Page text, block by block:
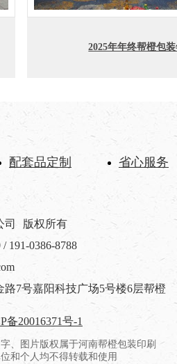
2025年年终帮橙包
配套品定制 省心服务
司
版权所有
191-0386-8788
7号嘉阳科技广场5号楼6层帮橙
备20016371号-1
、图片版权属于河南帮橙包装印刷
和个人均不得转载和使用